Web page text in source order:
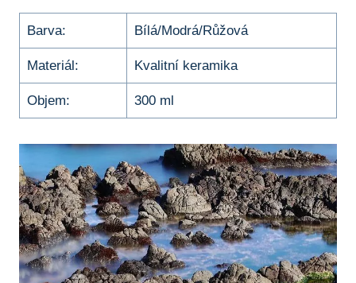
Barva: Bílá/Modrá/Růžová
Materiál: Kvalitní keramika
Objem: 300 ml